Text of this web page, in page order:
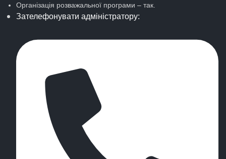
Організація розважальної програми – так.
Зателефонувати адміністратору: